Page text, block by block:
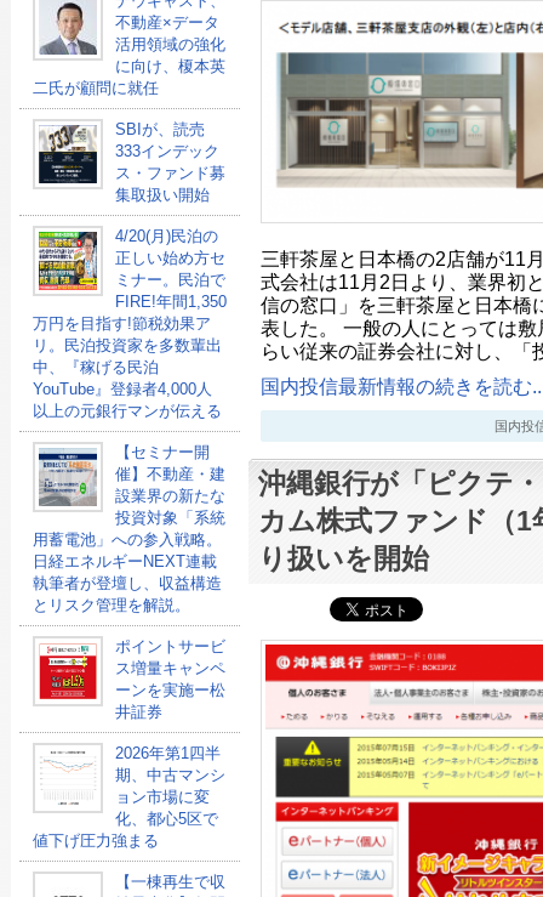
不動産×データ
活用領域の強化
に向け、榎本英
二氏が顧問に就任
SBIが、読売
333インデック
ス・ファンド募
集取扱い開始
4/20(月)民泊の
正しい始め方セ
ミナー。民泊で
FIRE!年間1,350
万円を目指す!節税効果ア
リ。民泊投資家を多数輩出
中、『稼げる民泊
YouTube』登録者4,000人
以上の元銀行マンが伝える
【セミナー開
催】不動産・建
設業界の新たな
投資対象「系統
用蓄電池」への参入戦略。
日経エネルギーNEXT連載
執筆者が登壇し、収益構造
とリスク管理を解説。
ポイントサービ
ス増量キャンペ
ーンを実施ー松
井証券
2026年第1四半
期、中古マンシ
ョン市場に変
化、都心5区で
値下げ圧力強まる
【一棟再生で収
三軒茶屋と日本橋の2店舗が11
式会社は11月2日より、業界初
信の窓口」を三軒茶屋と日本橋
表した。 一般の人にとっては
らい従来の証券会社に対し、
国内投信最新情報の続きを読む
国内投
沖縄銀行が「ピクテ
カム株式ファンド（1
り扱いを開始